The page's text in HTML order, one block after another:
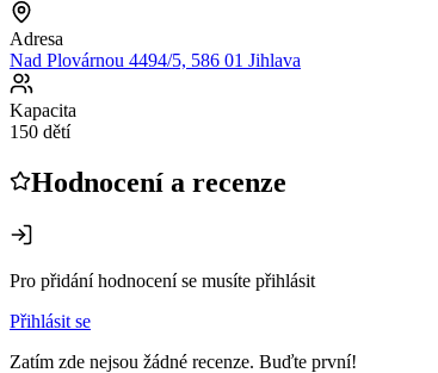
Adresa
Nad Plovárnou 4494/5, 586 01 Jihlava
Kapacita
150 dětí
Hodnocení a recenze
Pro přidání hodnocení se musíte přihlásit
Přihlásit se
Zatím zde nejsou žádné recenze. Buďte první!